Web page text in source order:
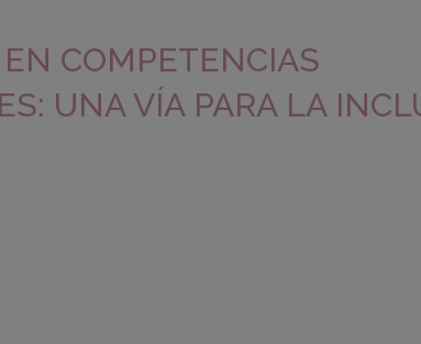
COMPETENCIAS
UNA VÍA PARA LA